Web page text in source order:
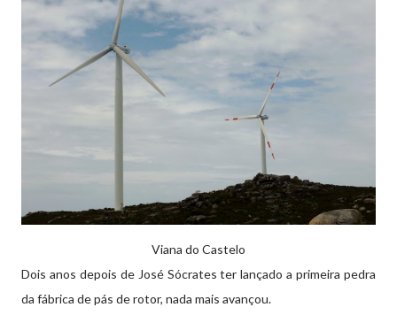
Viana do Castelo
Dois anos depois de José Sócrates ter lançado a primeira pedra
da fábrica de pás de rotor, nada mais avançou.